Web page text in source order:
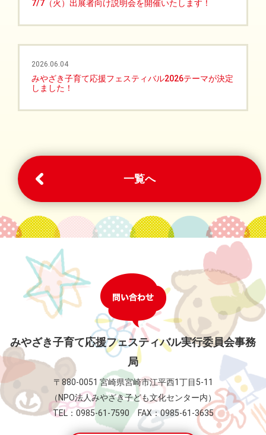
7/7（火）出展者向け説明会を開催いたします！
2026.06.04
みやざき子育て応援フェスティバル2026テーマが決定
しました！
一覧へ
みやざき子育て応援フェスティバル実行委員会事務
局
〒880-0051 宮崎県宮崎市江平西1丁目5-11
（NPO法人みやざき子ども文化センター内）
TEL：0985-61-7590 FAX：0985-61-3635